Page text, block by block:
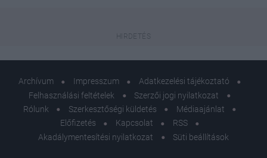
Archívum Impresszum
Adatkezelési tájékoztató
Felhasználási feltételek
Szerzői jogi nyilatkozat
Rólunk
Szerkesztőségi küldetés
Médiaajánlat
Előfizetés
Kapcsolat
RSS
Akadálymentesítési nyilatkozat
Süti beállítások